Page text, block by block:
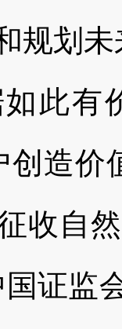
规划未
如此有
创造
收自
国证监